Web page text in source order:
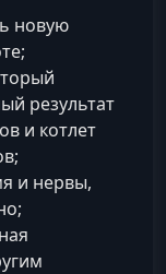
новую
результат
и котлет
и нервы,